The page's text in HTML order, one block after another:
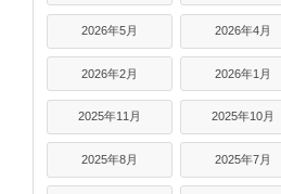
2026年5月 2026年4月
2026年2月 2026年1月
2025年11月 2025年10月
2025年8月 2025年7月